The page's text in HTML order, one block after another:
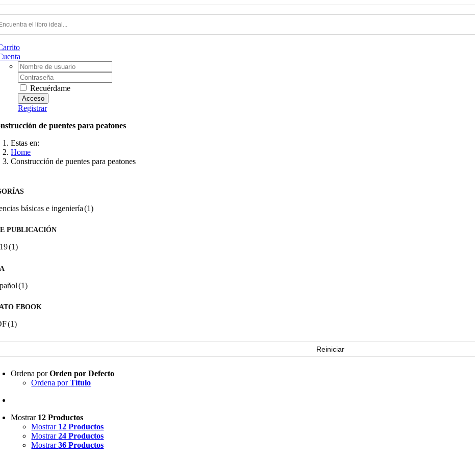
Username:
Contraseña
Recuérdame
Registrar
de puentes para peatones
Estas en:
Home
Construcción de puentes para peatones
básicas e ingeniería(1)
PUBLICACIÓN
(1)
(1)
EBOOK
(1)
Reiniciar
Ordena porOrden por Defecto
Ordena porTítulo
Mostrar 12 Productos
Mostrar 12 Productos
Mostrar24 Productos
Mostrar36 Productos